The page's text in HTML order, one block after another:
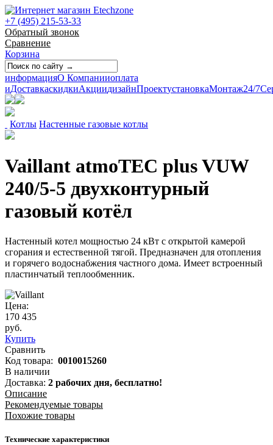
+7 (495) 215-53-33
Обратный звонок
Сравнение
Корзина
информацияО Компанииоплата
иДоставкаскидкиАкциидизайнПроектустановкаМонтаж24/7
Котлы Настенные газовые котлы
Vaillant atmoTEC plus VUW
240/5-5 двухконтурный
газовый котёл
Настенный котел мощностью 24 кВт с открытой камерой
сгорания и естественной тягой. Предназначен для отопления
и горячего водоснабжения частного дома. Имеет встроенный
пластинчатый теплообменник.
Цена:
170 435
руб.
Купить
Сравнить
Код товара: 0010015260
В наличии
Доставка: 2 рабочих дня, бесплатно!
Описание
Рекомендуемые товары
Похожие товары
Технические характеристики